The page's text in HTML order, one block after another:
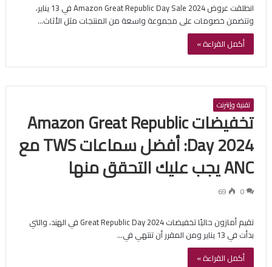
انطلقت عروض Amazon Great Republic Day Sale 2024 في 13 يناير،
وتتضمن خصومات على مجموعة واسعة من المنتجات مثل الأثاث…
أكمل القراءة »
تقنية وإنترنت
تخفيضات Amazon Great Republic
Day 2024: أفضل سماعات TWS مع
ANC يجب عليك التحقق منها
0
69
تقيم أمازون حاليًا تخفيضات Great Republic Day 2024 في الهند، والتي
بدأت في 13 يناير ومن المقرر أن تنتهي في…
أكمل القراءة »